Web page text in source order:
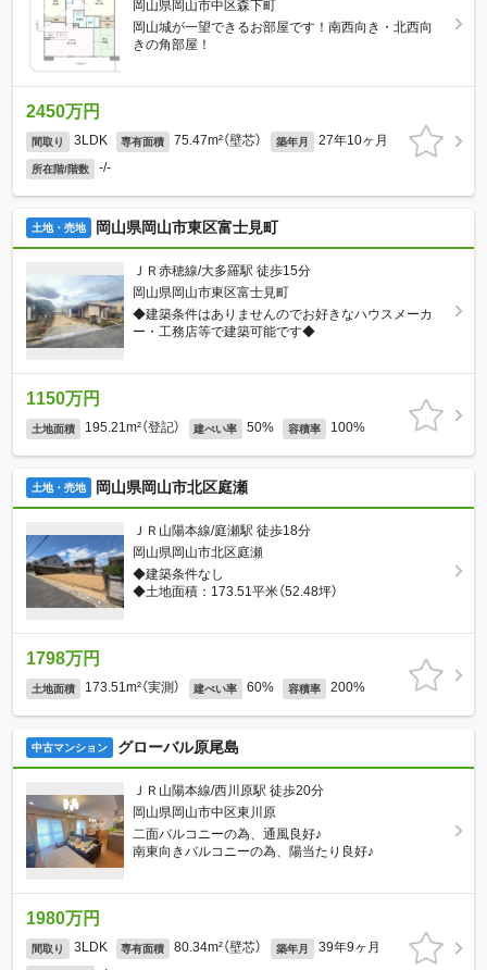
岡山県岡山市中区森下町
岡山城が一望できるお部屋です！南西向き・北西向
きの角部屋！
2450万円
間取り 3LDK 専有面積 75.47m²（壁芯） 築年月 27年10ヶ月
所在階/階数 -/-
土地・売地 岡山県岡山市東区富士見町
ＪＲ赤穂線/大多羅駅 徒歩15分
岡山県岡山市東区富士見町
◆建築条件はありませんのでお好きなハウスメーカ
ー・工務店等で建築可能です◆
1150万円
土地面積 195.21m²（登記） 建ぺい率 50% 容積率 100%
土地・売地 岡山県岡山市北区庭瀬
ＪＲ山陽本線/庭瀬駅 徒歩18分
岡山県岡山市北区庭瀬
◆建築条件なし
◆土地面積：173.51平米（52.48坪）
1798万円
土地面積 173.51m²（実測） 建ぺい率 60% 容積率 200%
中古マンション グローバル原尾島
ＪＲ山陽本線/西川原駅 徒歩20分
岡山県岡山市中区東川原
二面バルコニーの為、通風良好♪
南東向きバルコニーの為、陽当たり良好♪
1980万円
間取り 3LDK 専有面積 80.34m²（壁芯） 築年月 39年9ヶ月